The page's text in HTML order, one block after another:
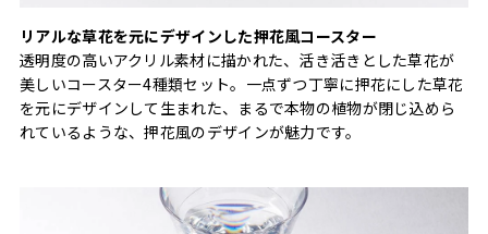
リアルな草花を元にデザインした押花風コースター
透明度の高いアクリル素材に描かれた、活き活きとした草花が
美しいコースター4種類セット。一点ずつ丁寧に押花にした草花
を元にデザインして生まれた、まるで本物の植物が閉じ込めら
れているような、押花風のデザインが魅力です。